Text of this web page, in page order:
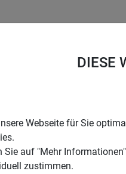
DIESE
Webseite für Sie
Sie auf "Mehr
zustimmen.